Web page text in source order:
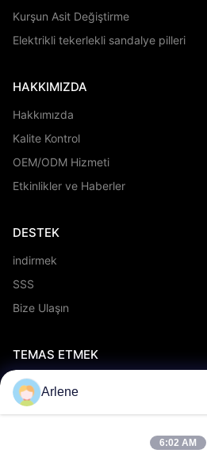
Diğer Videolar
Kurşun Asit Değiştirme
Elektrikli tekerlekli sandalye pilleri
HAKKIMIZDA
Hakkımızda
Kalite Kontrol
OEM/ODM Hizmeti
Etkinlikler ve Haberler
DESTEK
indirmek
SSS
Bize Ulaşın
TEMAS ETMEK
info@rpt-power.com
86-18129948166
Wandajie Sanayi Parkı, No 1-12,
Bölgesi, Shenzhen.Guangdong,
Arlene
6:02 AM